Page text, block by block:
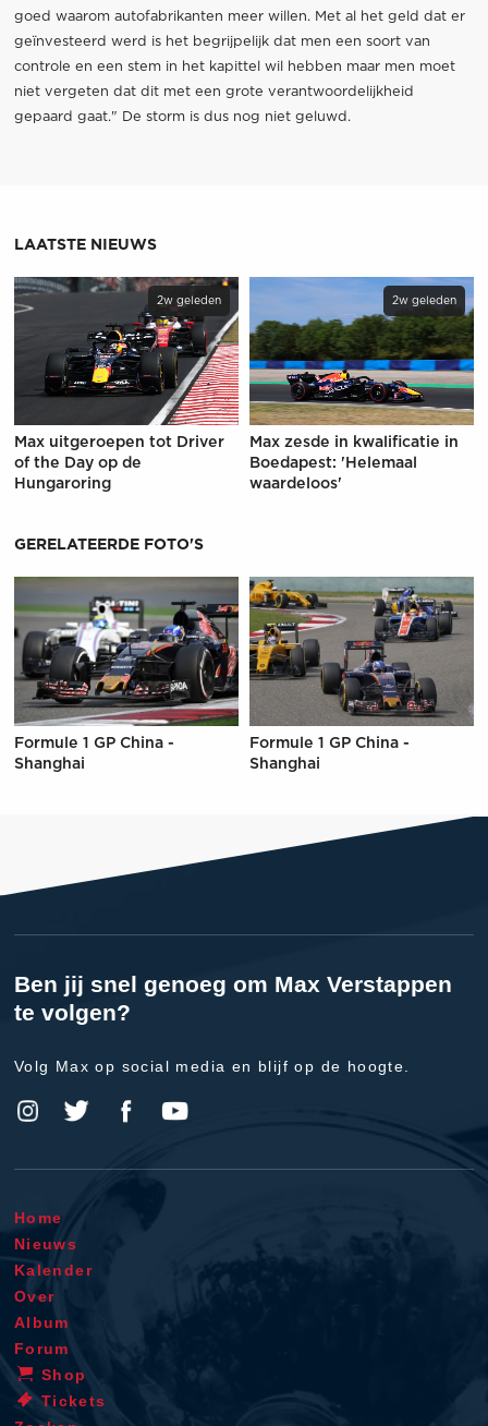
goed waarom autofabrikanten meer willen. Met al het geld dat er
geïnvesteerd werd is het begrijpelijk dat men een soort van
controle en een stem in het kapittel wil hebben maar men moet
niet vergeten dat dit met een grote verantwoordelijkheid
gepaard gaat." De storm is dus nog niet geluwd.
LAATSTE NIEUWS
2w geleden
Max uitgeroepen tot Driver
of the Day op de
Hungaroring
2w geleden
Max zesde in kwalificatie in
Boedapest: 'Helemaal
waardeloos'
GERELATEERDE FOTO'S
Formule 1 GP China -
Shanghai
Formule 1 GP China -
Shanghai
Ben jij snel genoeg om Max Verstappen
te volgen?
Volg Max op social media en blijf op de hoogte.
Home
Nieuws
Kalender
Over
Album
Forum
Shop
Tickets